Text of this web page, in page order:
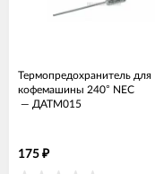
Термопредохранитель для
кофемашины 240° NEC
— ДАТМ015
175 ₽